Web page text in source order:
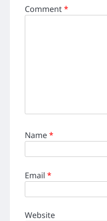
Comment*
Name*
Email *
Website